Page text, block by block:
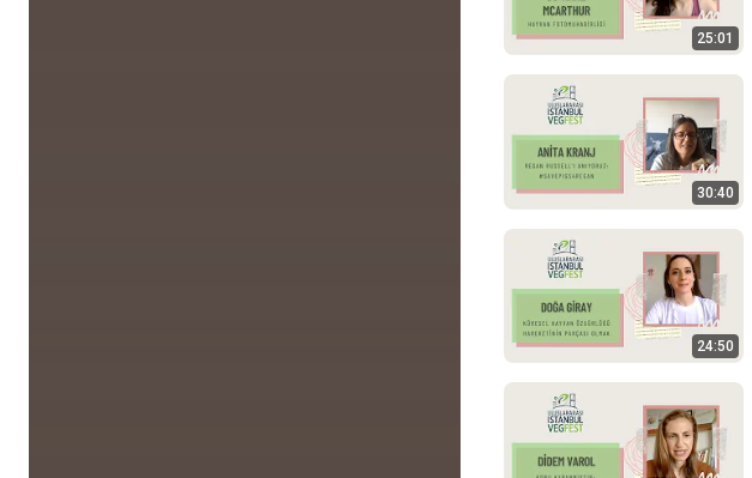
25:01
30:40
24:50